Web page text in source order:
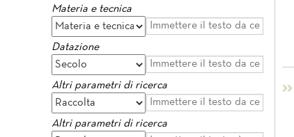
Materia e tecnica
Datazione
Altri parametri di ricerca
Altri parametri di ricerca